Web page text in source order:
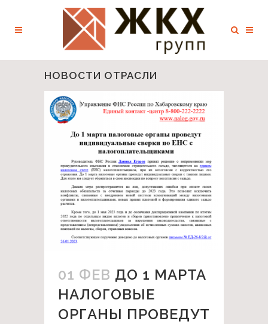
НОВОСТИ ОТРАСЛИ
01 ФЕВ ДО 1 МАРТА
НАЛОГОВЫЕ
ОРГАНЫ ПРОВЕДУТ